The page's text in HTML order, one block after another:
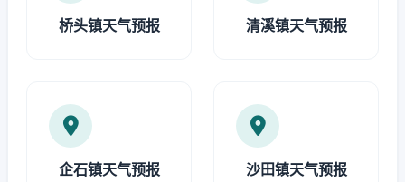
桥头镇天气预报 清溪镇天气预报
企石镇天气预报 沙田镇天气预报